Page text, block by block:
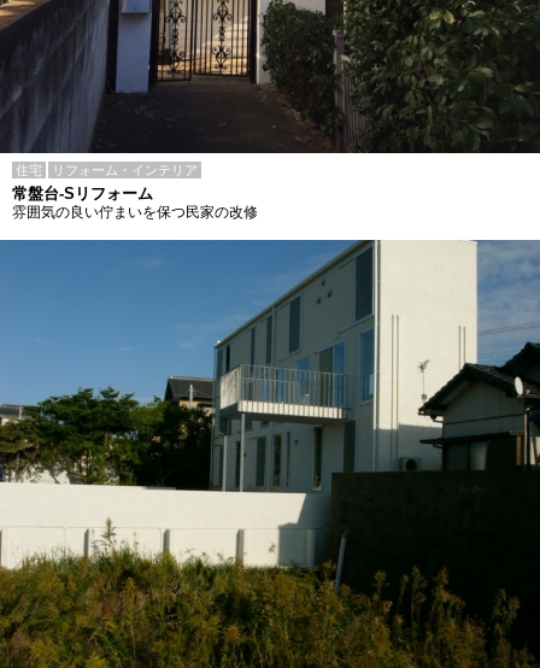
住宅 リフォーム・インテリア
常盤台-Sリフォーム
雰囲気の良い佇まいを保つ民家の改修